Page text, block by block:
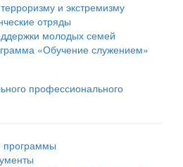
и экстремизму
отряды
молодых семей
«Обучение служением»
профессионального
программы